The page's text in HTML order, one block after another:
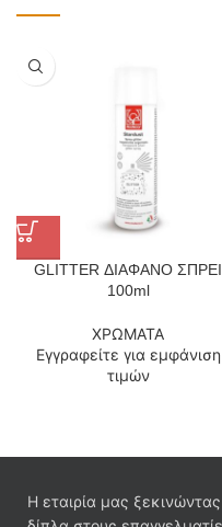
GLITTER ΔΙΑΦΑΝΟ ΣΠΡΕΙ
100ml
ΧΡΩΜΑΤΑ
Εγγραφείτε για εμφάνιση
τιμών
Η εταιρία μας